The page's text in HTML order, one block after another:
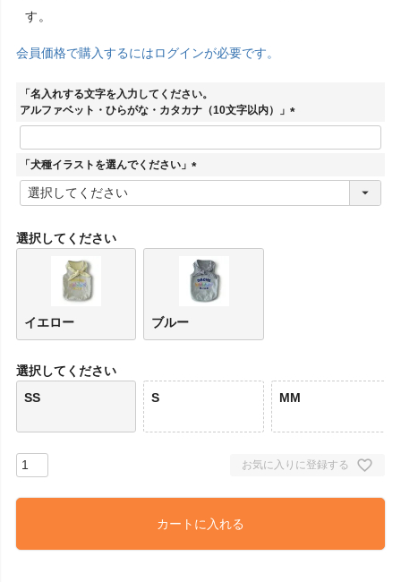
す。
会員価格で購入するにはログインが必要です。
「名入れする文字を入力してください。
アルファベット・ひらがな・カタカナ（10文字以内）」
(
)
「犬種イラストを選んでください」
(
選択してください
イエロー ブルー
選択してください
SS
S MM
お気に入りに登録する
カートに入れる